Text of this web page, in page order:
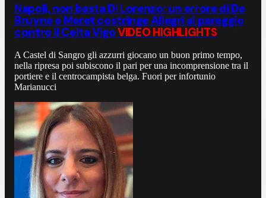
Napoli, non basta Di Lorenzo: un errore di De
Bruyne e Meret costringe Allegri al pareggio
contro il Celta VigoVIDEO HIGHLIGHTS
A Castel di Sangro gli azzurri giocano un buon primo tempo,
nella ripresa poi subiscono il pari per una incomprensione tra il
portiere e il centrocampista belga. Fuori per infortunio
Marianucci